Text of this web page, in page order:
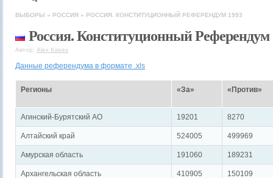
ВЫБОРЫ » РОССИЯ » РОССИЯ. КОНСТИТУЦИОННЫЙ РЕФЕРЕНДУМ 1993
Россия. Конституционный Референдум
Автор: Alex Kireev
Данные референдума в формате .xls
Регионы «За» «Против»
Агинский-Бурятский АО 19201 8270
Алтайский край 524005 499969
Амурская область 191060 189231
Архангельская область 410905 150109